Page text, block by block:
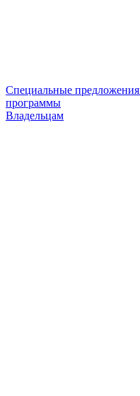
Специальные предложения
программы
Владельцам